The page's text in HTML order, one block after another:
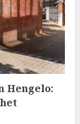
Hengelo: